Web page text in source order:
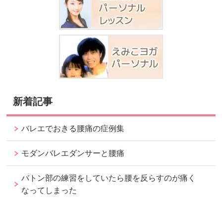
新着記事
バレエでおきる腰痛の症例集
モダンバレエダンサーと腰痛
バトン部の練習をしていたら腰を反らすのが痛く
なってしまった